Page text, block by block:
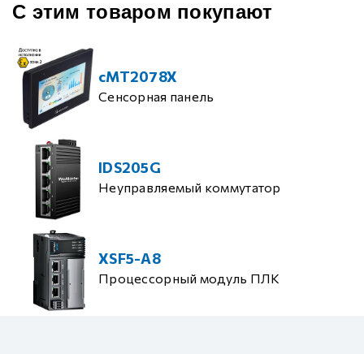
С этим товаром покупают
cMT2078X
Сенсорная панель
IDS205G
Неуправляемый коммутатор
XSF5-A8
Процессорный модуль ПЛК